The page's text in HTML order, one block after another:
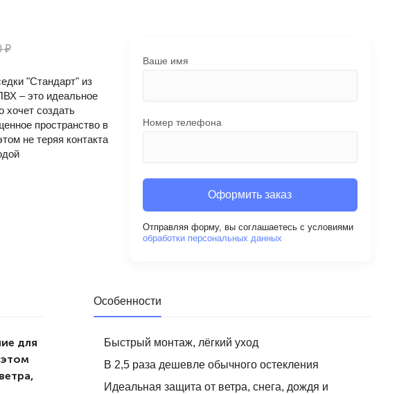
₽
"Стандарт" из
– это идеальное
хочет создать
пространство в
не теряя контакта
Ваше имя
Номер телефона
Оформить заказ
Отправляя форму, вы соглашаетесь с условиями
обработки персональных данных
для
Особенности
Быстрый монтаж, лёгкий уход
В 2,5 раза дешевле обычного остекления
Идеальная защита от ветра, снега, дождя и